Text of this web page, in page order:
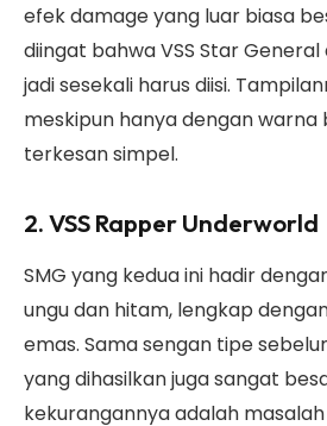
efek damage yang luar biasa
diingat bahwa VSS Star
jadi sesekali harus diisi.
meskipun hanya dengan warna
terkesan simpel.
2. VSS Rapper Underworld
SMG yang kedua ini hadir
ungu dan hitam, lengkap
emas. Sama sengan tipe
yang dihasilkan juga sangat
kekurangannya adalah